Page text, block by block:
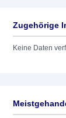
Zugehörige
Keine Daten